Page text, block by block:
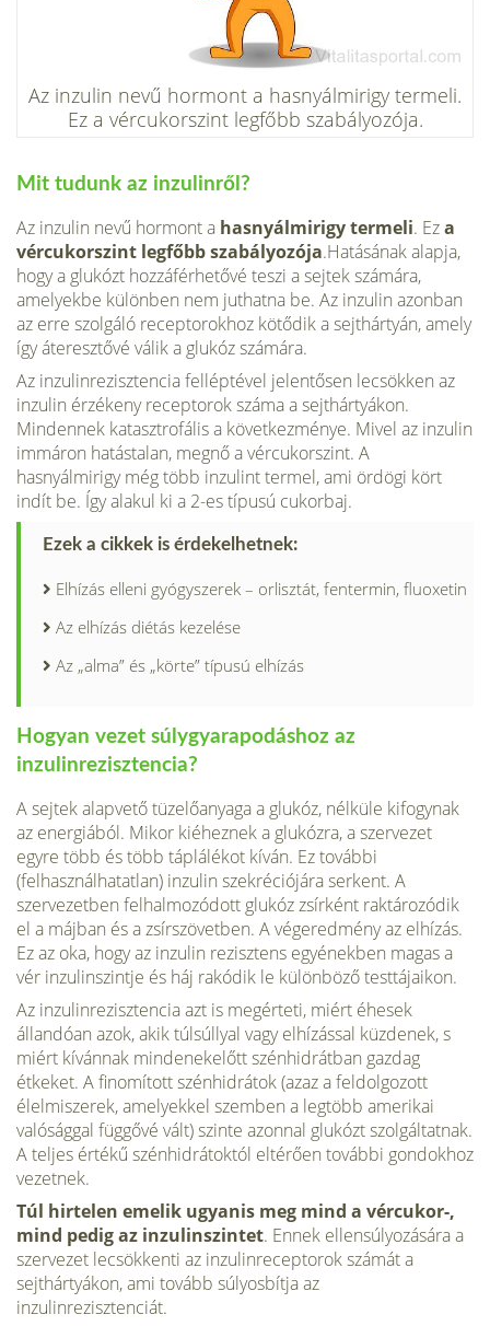
Az inzulin nevű hormont a hasnyálmirigy termeli.
Ez a vércukorszint legfőbb szabályozója.
Mit tudunk az inzulinről?
Az inzulin nevű hormont a hasnyálmirigy termeli. Eza
vércukorszint legfőbb szabályozója.Hatásának alapja,
hogy a glukózt hozzáférhetővé teszi a sejtek számára,
amelyekbe különben nem juthatna be. Az inzulin azonban
az erre szolgáló receptorokhoz kötődik a sejthártyán, amely
így áteresztővé válik a glukóz számára.
Az inzulinrezisztencia felléptével jelentősen lecsökken az
inzulin érzékeny receptorok száma a sejthártyákon.
Mindennek katasztrofális a következménye. Mivel az inzulin
immáron hatástalan, megnő a vércukorszint. A
hasnyálmirigy még több inzulint termel, ami ördögi kört
indít be. Így alakul ki a 2-es típusú cukorbaj.
Ezek a cikkek is érdekelhetnek:
Elhízás elleni gyógyszerek – orlisztát, fentermin, fluoxetin
Az elhízás diétás kezelése
Az „alma” és „körte” típusú elhízás
Hogyan vezet súlygyarapodáshoz az
inzulinrezisztencia?
A sejtek alapvető tüzelőanyaga a glukóz, nélküle kifogynak
az energiából. Mikor kiéheznek a glukózra, a szervezet
egyre több és több táplálékot kíván. Ez további
(felhasználhatatlan) inzulin szekréciójára serkent. A
szervezetben felhalmozódott glukóz zsírként raktározódik
el a májban és a zsírszövetben. A végeredmény az elhízás.
Ez az oka, hogy az inzulin rezisztens egyénekben magas a
vér inzulinszintje és háj rakódik le különböző testtájaikon.
Az inzulinrezisztencia azt is megérteti, miért éhesek
állandóan azok, akik túlsúllyal vagy elhízással küzdenek, s
miért kívánnak mindenekelőtt szénhidrátban gazdag
étkeket. A finomított szénhidrátok (azaz a feldolgozott
élelmiszerek, amelyekkel szemben a legtöbb amerikai
valósággal függővé vált) szinte azonnal glukózt szolgáltatnak.
A teljes értékű szénhidrátoktól eltérően további gondokhoz
vezetnek.
Túl hirtelen emelik ugyanis meg mind a vércukor-,
mind pedig az inzulinszintet. Ennek ellensúlyozására a
szervezet lecsökkenti az inzulinreceptorok számát a
sejthártyákon, ami tovább súlyosbítja az
inzulinrezisztenciát.